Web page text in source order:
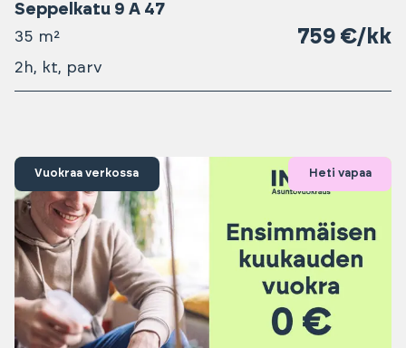
Seppelkatu 9 A 47
35 m² 759 €/kk
2h, kt, parv
Vuokraa verkossa Heti vapaa